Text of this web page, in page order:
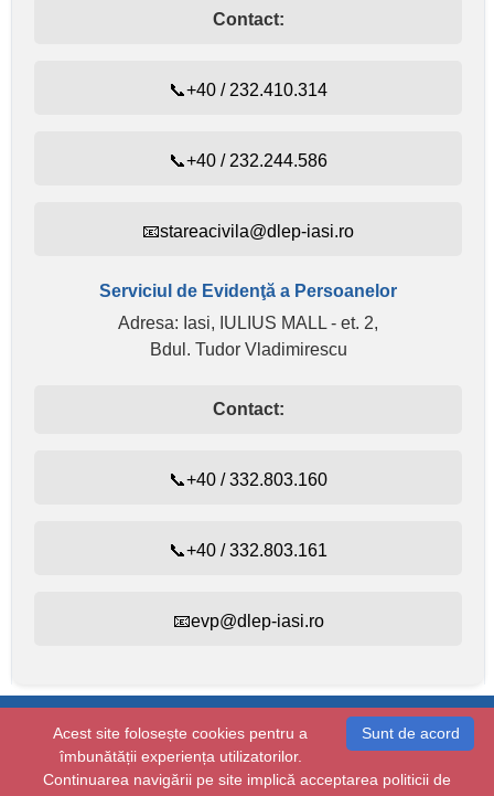
Contact:
📞+40 / 232.410.314
📞+40 / 232.244.586
📧stareacivila@dlep-iasi.ro
Serviciul de Evidenţă a Persoanelor
Adresa: Iasi, IULIUS MALL - et. 2,
Bdul. Tudor Vladimirescu
Contact:
📞+40 / 332.803.160
📞+40 / 332.803.161
📧evp@dlep-iasi.ro
+40 / 332.803.160
Starea civilă:
+40 / 232.410.314
Copyright © 2026 dlep-iasi.ro
Toate drepturile rezervate.
Sunt de acord
Acest site folosește cookies pentru a
îmbunătății experiența utilizatorilor.
Continuarea navigării pe site implică acceptarea politicii de